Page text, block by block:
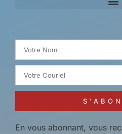
En vous abonnant, vous